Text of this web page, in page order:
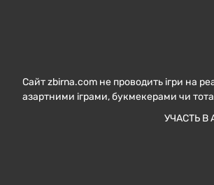
Сайт zbirna.com не проводить ігри на
азартними іграми, букмекерами чи
УЧАСТЬ В